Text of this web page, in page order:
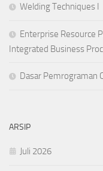
Welding Techniques I
Enterprise Resource
Integrated Business
Dasar Pemrograman
ARSIP
Juli 2026